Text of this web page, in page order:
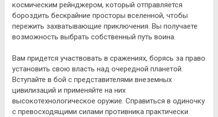
космическим рейнджером, который отправляется
бороздить бескрайние просторы вселенной, чтобы
пережить захватывающие приключения. Вы получаете
возможность выбрать собственный путь воина.
Вам придется участвовать в сражениях, борясь за право
установить свою власть над очередной планетой.
Вступайте в бой с представителями внеземных
цивилизаций и применяйте на них
высокотехнологическое оружие. Справиться в одиночку
с превосходящими силами противника практически